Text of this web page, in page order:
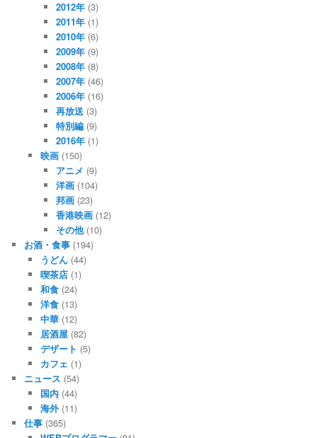
2012年 (3)
2011年 (1)
2010年 (6)
2009年 (9)
2008年 (8)
2007年 (46)
2006年 (16)
再放送 (3)
特別編 (9)
2016年 (1)
映画(150)
アニメ (9)
洋画 (104)
邦画 (23)
香港映画 (12)
その他(10)
お酒・食事 (194)
うどん(44)
喫茶店(1)
和食(24)
洋食(13)
中華(12)
居酒屋(82)
デザート (5)
カフェ (1)
ニュース (54)
国内(44)
海外(11)
仕事 (365)